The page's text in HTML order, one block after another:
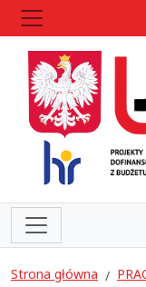
Strona główna